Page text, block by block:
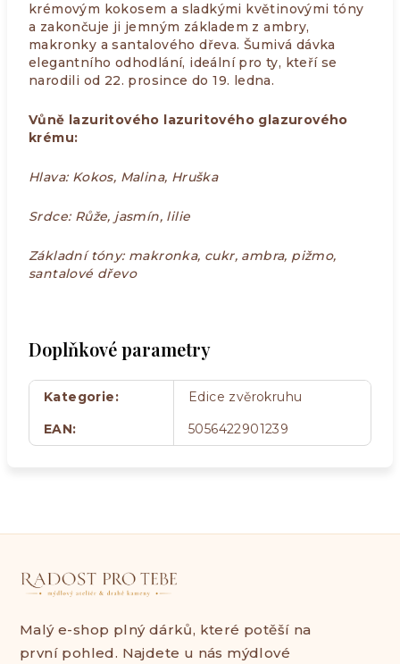
krémovým kokosem a sladkými květinovými tóny
a zakončuje ji jemným základem z ambry,
makronky a santalového dřeva. Šumivá dávka
elegantního odhodlání, ideální pro ty, kteří se
narodili od 22. prosince do 19. ledna.
Vůně lazuritového lazuritového glazurového
krému:
Hlava: Kokos, Malina, Hruška
Srdce: Růže, jasmín, lilie
Základní tóny: makronka, cukr, ambra, pižmo,
santalové dřevo
Doplňkové parametry
Kategorie:
Edice zvěrokruhu
EAN: 5056422901239
Malý e-shop plný dárků, které potěší na
první pohled. Najdete u nás mýdlové